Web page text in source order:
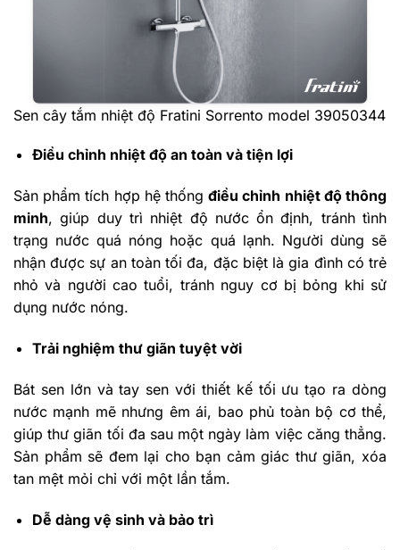
Sen cây tắm nhiệt độ Fratini Sorrento model 39050344
Điều chỉnh nhiệt độ an toàn và tiện lợi
Sản phẩm tích hợp hệ thốngđiều chỉnh nhiệt độ thông
minh, giúp duy trì nhiệt độ nước ổn định, tránh tình
trạng nước quá nóng hoặc quá lạnh. Người dùng sẽ
nhận được sự an toàn tối đa, đặc biệt là gia đình có trẻ
nhỏ và người cao tuổi, tránh nguy cơ bị bỏng khi sử
dụng nước nóng.
Trải nghiệm thư giãn tuyệt vời
Bát sen lớn và tay sen với thiết kế tối ưu tạo ra dòng
nước mạnh mẽ nhưng êm ái, bao phủ toàn bộ cơ thể,
giúp thư giãn tối đa sau một ngày làm việc căng thẳng.
Sản phẩm sẽ đem lại cho bạn cảm giác thư giãn, xóa
tan mệt mỏi chỉ với một lần tắm.
Dễ dàng vệ sinh và bảo trì